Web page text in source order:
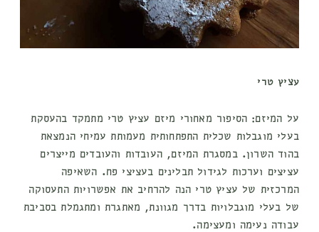
עציץ טרי
על המיזם: הסיפור מאחורי מיזם עציץ טרי מתמקד בהעסקת
בעלי מוגבלות שכלית התפתחותית מעמותת עמיחי הנמצאת
בהוד השרון. במסגרת המיזם, העובדות והעובדים מייצרים
עציצים וערכות לגידול תבלינים בעציצי פח. השאיפה
המרכזית של עציץ טרי הנה להרחיב את אפשרויות התעסוקה
של בעלי מוגבלויות בדרך מגוונת, מאתגרת ומתגמלת בסביבת
עבודה נעימה ומעצימה.